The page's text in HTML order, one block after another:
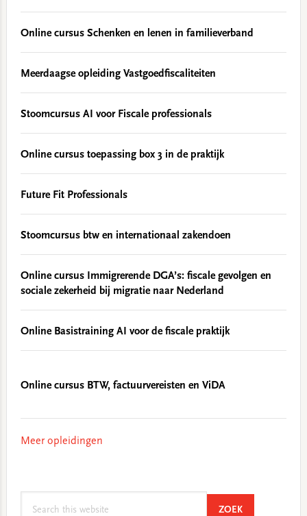
Online cursus Schenken en lenen in familieverband
Meerdaagse opleiding Vastgoedfiscaliteiten
Stoomcursus AI voor Fiscale professionals
Online cursus toepassing box 3 in de praktijk
Future Fit Professionals
Stoomcursus btw en internationaal zakendoen
Online cursus Immigrerende DGA’s: fiscale gevolgen en
sociale zekerheid bij migratie naar Nederland
Online Basistraining AI voor de fiscale praktijk
Online cursus BTW, factuurvereisten en ViDA
Meer opleidingen
ZOEKSEARCH